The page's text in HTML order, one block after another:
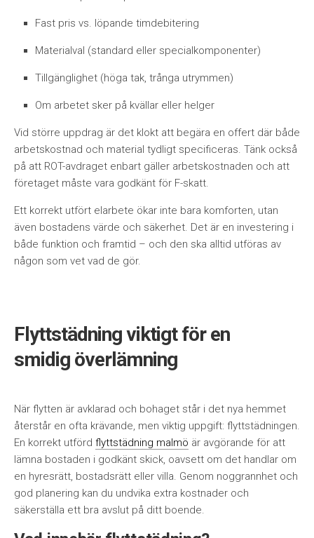
Fast pris vs. löpande timdebitering
Materialval (standard eller specialkomponenter)
Tillgänglighet (höga tak, trånga utrymmen)
Om arbetet sker på kvällar eller helger
Vid större uppdrag är det klokt att begära en offert där både
arbetskostnad och material tydligt specificeras. Tänk också
på att ROT-avdraget enbart gäller arbetskostnaden och att
företaget måste vara godkänt för F-skatt.
Ett korrekt utfört elarbete ökar inte bara komforten, utan
även bostadens värde och säkerhet. Det är en investering i
både funktion och framtid – och den ska alltid utföras av
någon som vet vad de gör.
Flyttstädning viktigt för en
smidig överlämning
När flytten är avklarad och bohaget står i det nya hemmet
återstår en ofta krävande, men viktig uppgift: flyttstädningen.
En korrekt utförd flyttstädning malmö är avgörande för att
lämna bostaden i godkänt skick, oavsett om det handlar om
en hyresrätt, bostadsrätt eller villa. Genom noggrannhet och
god planering kan du undvika extra kostnader och
säkerställa ett bra avslut på ditt boende.